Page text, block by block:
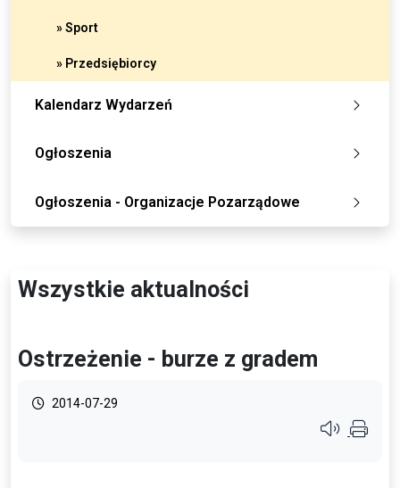
» Sport
» Przedsiębiorcy
Kalendarz Wydarzeń
Ogłoszenia
Ogłoszenia - Organizacje Pozarządowe
Wszystkie aktualności
Ostrzeżenie - burze z gradem
2014-07-29
Przycisk